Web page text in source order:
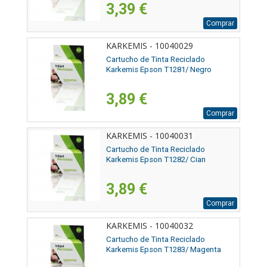
3,39 €
Comprar
KARKEMIS - 10040029
Cartucho de Tinta Reciclado
Karkemis Epson T1281/ Negro
3,89 €
Comprar
KARKEMIS - 10040031
Cartucho de Tinta Reciclado
Karkemis Epson T1282/ Cian
3,89 €
Comprar
KARKEMIS - 10040032
Cartucho de Tinta Reciclado
Karkemis Epson T1283/ Magenta